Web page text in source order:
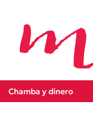
Chamba y dinero